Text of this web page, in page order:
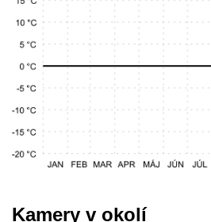
Kamery v okolí